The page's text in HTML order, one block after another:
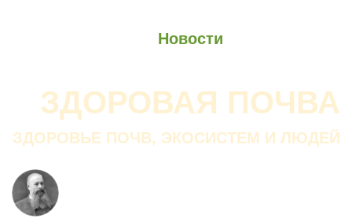
Новости
ЗДОРОВАЯ ПОЧВА
ЗДОРОВЬЕ ПОЧВ, ЭКОСИСТЕМ И ЛЮДЕЙ